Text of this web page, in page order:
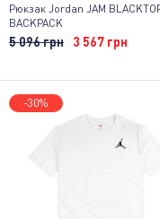
Рюкзак Jordan JAM
BACKPACK
5 096 грн 3 567 грн
-30%